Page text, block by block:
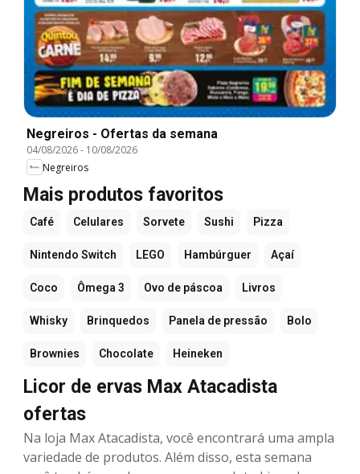
Negreiros - Ofertas da semana
04/08/2026- 10/08/2026
Negreiros
Mais produtos favoritos
Café Celulares Sorvete Sushi Pizza
Nintendo Switch LEGO Hambúrguer Açaí
Coco Ômega 3 Ovo de páscoa Livros
Whisky Brinquedos Panela de pressão Bolo
Brownies Chocolate Heineken
Licor de ervas Max Atacadista
ofertas
Na loja Max Atacadista, você encontrará uma ampla
variedade de produtos. Além disso, esta semana